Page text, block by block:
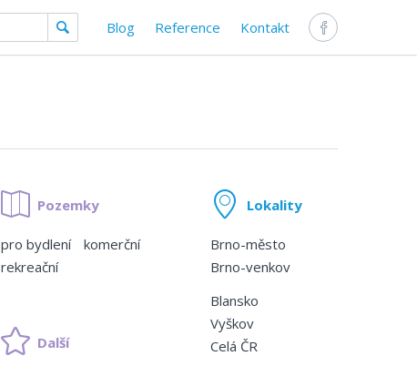
Blog Reference Kontakt
Pozemky
pro bydlení
komerční
rekreační
Další
Lokality
Brno-město
Brno-venkov
Blansko
Vyškov
Celá ČR